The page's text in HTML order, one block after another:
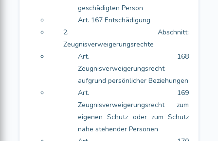
geschädigten Person
Art. 167 Entschädigung
2. Abschnitt:
Zeugnisverweigerungsrechte
Art. 168
Zeugnisverweigerungsrecht
aufgrund persönlicher Beziehungen
Art. 169
Zeugnisverweigerungsrecht zum
eigenen Schutz oder zum Schutz
nahe stehender Personen